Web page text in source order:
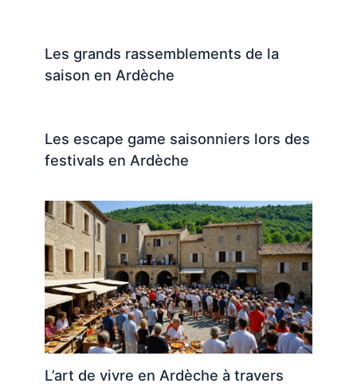
Les grands rassemblements de la
saison en Ardèche
Les escape game saisonniers lors des
festivals en Ardèche
L’art de vivre en Ardèche à travers